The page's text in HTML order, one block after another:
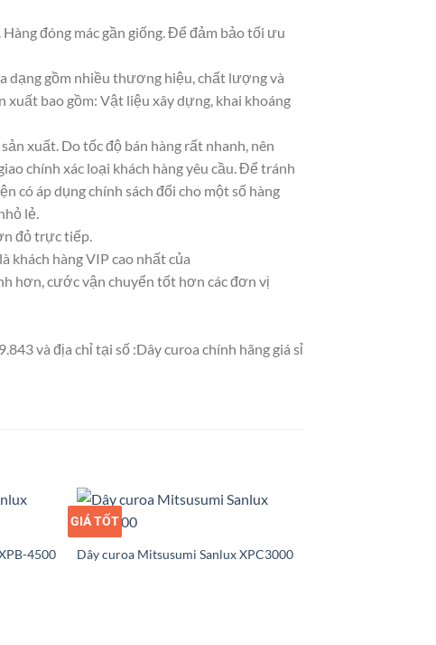
đóng mác gần giống. Để đảm bảo tối ưu
dạng gồm nhiều thương hiệu, chất lượng và
bao gồm: Vật liệu xây dựng, khai khoáng
xuất. Do tốc độ bán hàng rất nhanh, nên
chính xác loại khách hàng yêu cầu. Để tránh
có áp dụng chính sách đổi cho một số hàng
lẻ.
đỏ trực tiếp.
khách hàng VIP cao nhất của
hơn, cước vận chuyển tốt hơn các đơn vị
và địa chỉ tại số :Dây curoa chính hãng giá sỉ
4500
GIÁ SỈ
GIÁ TỐT
Dây curoa Mitsusumi Sanlux XPC3000